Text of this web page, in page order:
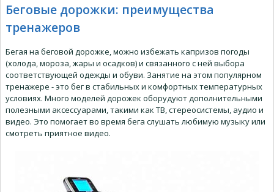
Беговые дорожки: преимущества
тренажеров
Бегая на беговой дорожке, можно избежать капризов погоды
(холода, мороза, жары и осадков) и связанного с ней выбора
соответствующей одежды и обуви. Занятие на этом популярном
тренажере - это бег в стабильных и комфортных температурных
условиях. Много моделей дорожек оборудуют дополнительными
полезными аксессуарами, такими как ТВ, стереосистемы, аудио и
видео. Это помогает во время бега слушать любимую музыку или
смотреть приятное видео.